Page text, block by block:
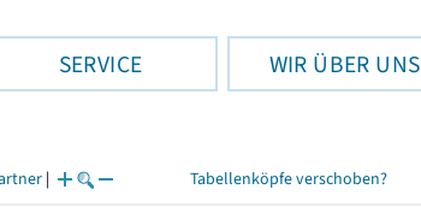
SERVICE WIR ÜBER UNS
| Tabellenköpfe verschoben?